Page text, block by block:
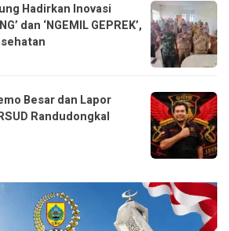
Hadirkan Inovasi
dan ‘NGEMIL GEPREK’,
Besar dan Lapor
Randudongkal